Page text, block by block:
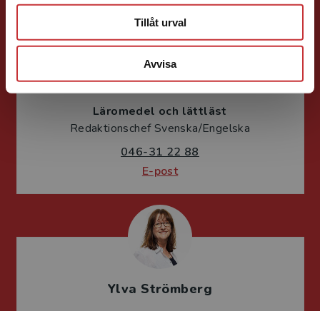
Tillåt urval
Avvisa
Per Lindsjö
Läromedel och lättläst
Redaktionschef Svenska/Engelska
046-31 22 88
E-post
Ylva Strömberg